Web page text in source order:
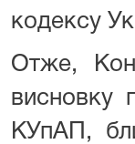
кодексу
Отже,
висновку
КУпАП,